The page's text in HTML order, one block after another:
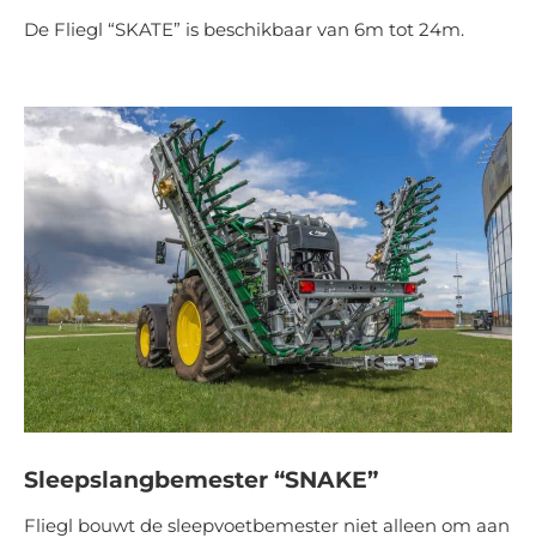
De Fliegl “SKATE” is beschikbaar van 6m tot 24m.
Sleepslangbemester “SNAKE”
Fliegl bouwt de sleepvoetbemester niet alleen om aan